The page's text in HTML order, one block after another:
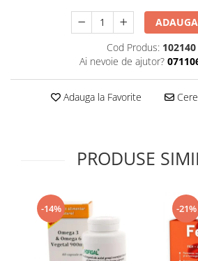
Tincturi si Gemoderivate
Tuse gat si respiratie
Vitamine si minerale
Cod Produs: 102140
Ai nevoie de ajutor?
Adauga la Favorite
PRODUSE
-14% -21%